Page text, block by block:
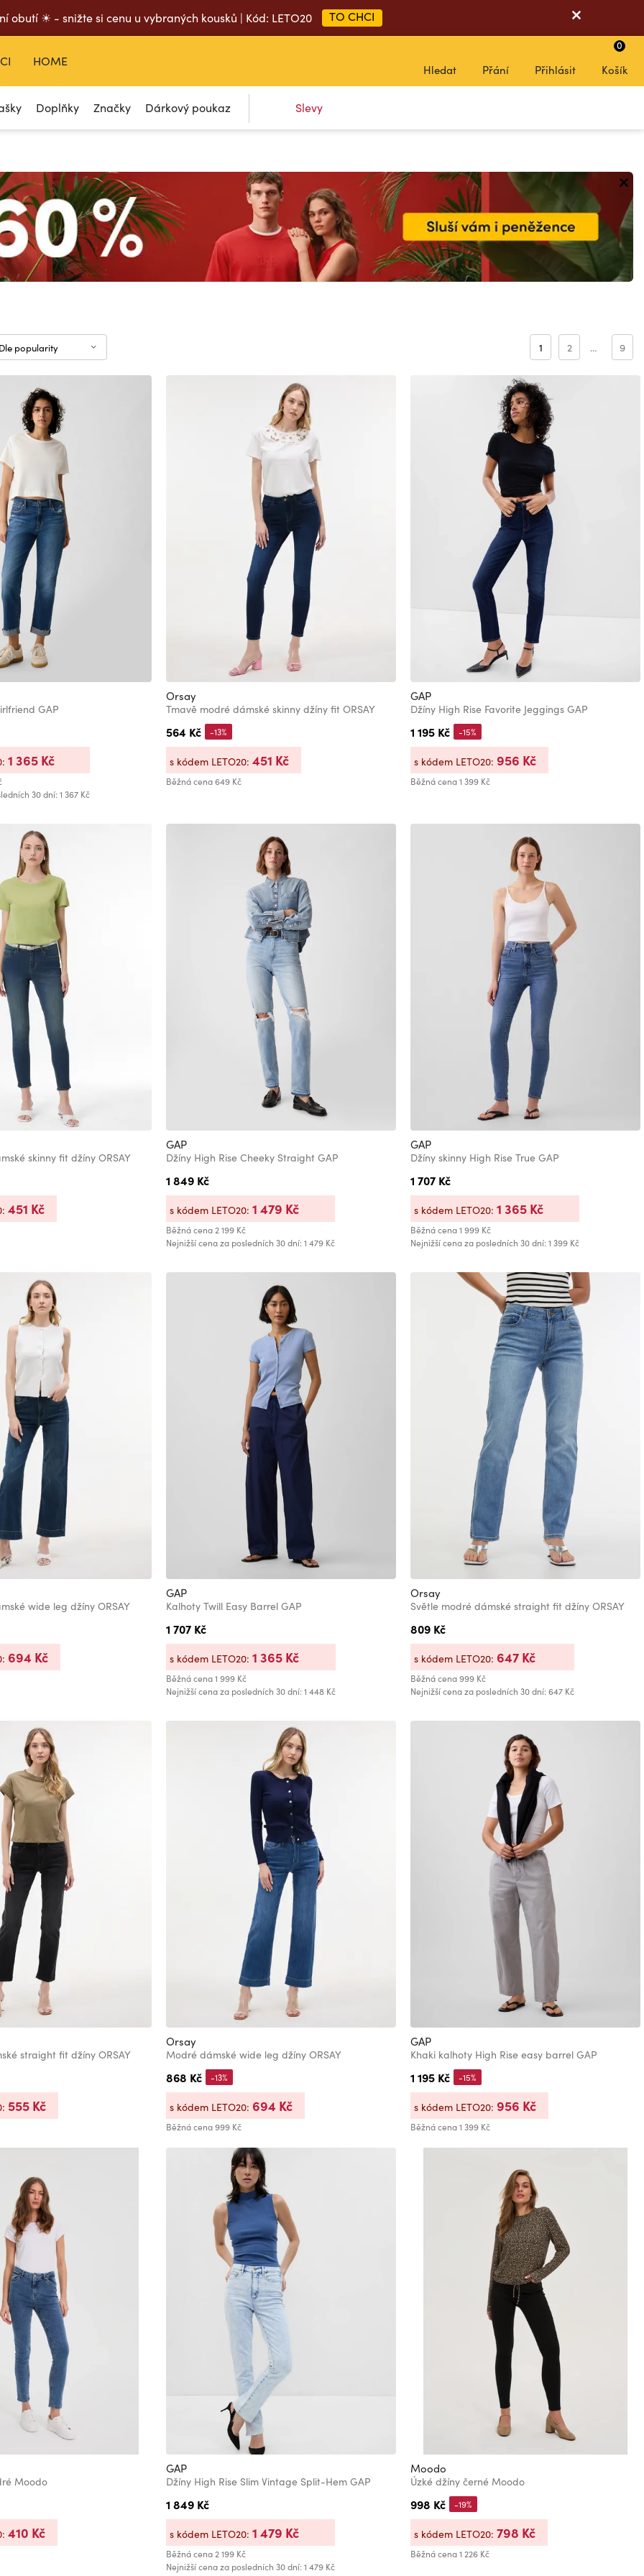
obutí ☀ - snižte si cenu u vybraných kousků | Kód: LETO20 TO CHCI
Doplňky Značky Dárkový poukaz Slevy
HOME
Hledat Přání Přihlásit Košík
0
Dle popularity 1 2 … 9
GAP
30 dní: 1 367 Kč
1 365 Kč
Orsay
Tmavě modré dámské skinny džíny fit ORSAY
564 Kč
Běžná cena 649 Kč
-13%
s kódem LETO20: 451 Kč
GAP
Džíny High Rise Favorite Jeggings GAP
1 195 Kč
Běžná cena1 399 Kč
-15%
s kódem LETO20: 956 Kč
skinny fit džíny ORSAY
451 Kč
GAP
Džíny High Rise Cheeky Straight GAP
1 849 Kč
Běžná cena 2 199 Kč
Nejnižší cena za posledních 30 dní: 1 479 Kč
s kódem LETO20: 1 479 Kč
GAP
Džíny skinny High Rise True GAP
1 707 Kč
Běžná cena1 999 Kč
Nejnižší cena za posledních 30 dní: 1 399 Kč
s kódem LETO20: 1 365 Kč
wide leg džíny ORSAY
694 Kč
GAP
Kalhoty Twill Easy Barrel GAP
1 707 Kč
Běžná cena 1 999 Kč
Nejnižší cena za posledních 30 dní: 1 448 Kč
s kódem LETO20: 1 365 Kč
Orsay
Světle modré dámské straight fit džíny ORSAY
809 Kč
Běžná cena999 Kč
Nejnižší cena za posledních 30 dní: 647 Kč
s kódem LETO20: 647 Kč
straight fit džíny ORSAY
555 Kč
Orsay
Modré dámské wide leg džíny ORSAY
868 Kč
Běžná cena 999 Kč
-13%
s kódem LETO20: 694 Kč
GAP
Khaki kalhoty High Rise easy barrel GAP
1 195 Kč
Běžná cena1 399 Kč
-15%
s kódem LETO20: 956 Kč
Moodo
410 Kč
GAP
Džíny High Rise Slim Vintage Split-Hem GAP
1 849 Kč
Běžná cena 2 199 Kč
Nejnižší cena za posledních 30 dní: 1 479 Kč
s kódem LETO20: 1 479 Kč
Moodo
Úzké džíny černé Moodo
998 Kč
Běžná cena1 226 Kč
-19%
s kódem LETO20: 798 Kč